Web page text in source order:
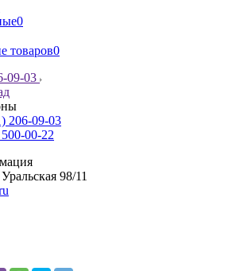
0
товаров0
09-03
206-09-03
00-22
98/11